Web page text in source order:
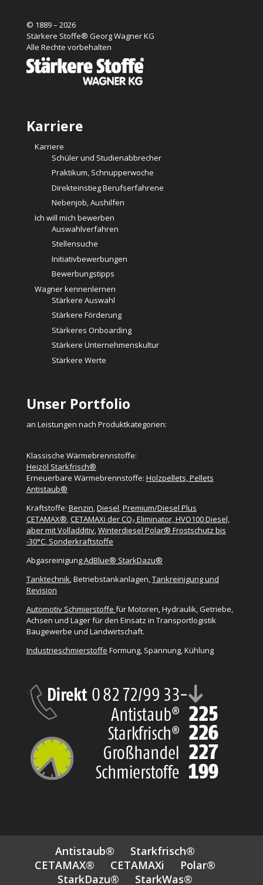
© 1889 – 2026
Stärkere Stoffe® Georg Wagner KG
Alle Rechte vorbehalten
Karriere
Karriere
Schüler und Studienabbrecher
Praktikum, Schnupperwoche
Direkteinstieg Berufserfahrene
Nebenjob, Aushilfen
Ich will mich bewerben
Auswahlverfahren
Stellensuche
Initiativbewerbungen
Bewerbungstipps
Wagner kennenlernen
Stärkere Auswahl
Stärkere Förderung
Stärkeres Onboarding
Stärkere Unternehmenskultur
Stärkere Werte
Unser Portfolio
an Leistungen nach Produktkategorien:
Klassische Wärmebrennstoffe:
Heizöl Starkfrisch®
Erneuerbare Wärmebrennstoffe: Holzpellets, Pellets
Antistaub®
Kraftstoffe: Benzin Diesel Premium/Diesel Plus
CETAMAX® CETAMAXi der CO₂ Eliminator, HVO100 Diesel,
aber mit Volladditiv, Winterdiesel Polar® Frostschutz bis
-30°C, Sonderkraftstoffe
AbgasreinigungAdBlue® StarkDazu®
Tanktechnik , Betriebstankanlagen, Tankreinigung und
Revision
Automotiv Schmierstoffe für Motoren, Hydraulik, Getriebe,
Achsen und Lager für den Einsatz in Transportlogistik
Baugewerbe und Landwirtschaft.
Industrieschmierstoffe Formung, Spannung, Kühlung
Antistaub®
Starkfrisch®
CETAMAX®
CETAMAXi
Polar®
StarkDazu®
StarkWas®